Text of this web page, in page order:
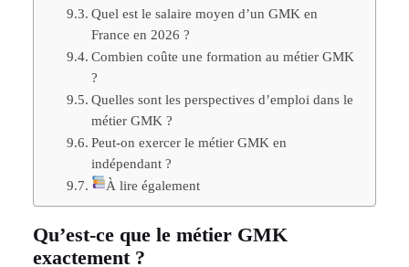
Quel est le salaire moyen d’un GMK en
France en 2026 ?
Combien coûte une formation au métier GMK
?
Quelles sont les perspectives d’emploi dans le
métier GMK ?
Peut-on exercer le métier GMK en
indépendant ?
À lire également
Qu’est-ce que le métier GMK
exactement ?